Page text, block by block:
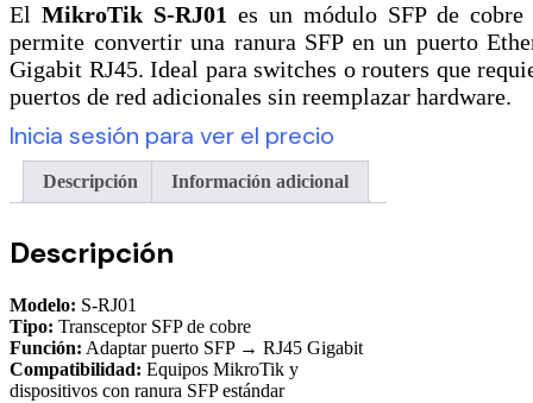
ElMikroTik S-RJ01 es un módulo SFP de cobre
permite convertir una ranura SFP en un puerto
Gigabit RJ45. Ideal para switches o routers que
puertos de red adicionales sin reemplazar hardware.
Inicia sesión para ver el precio
Descripción Información adicional
Descripción
Modelo: S-RJ01
Tipo: Transceptor SFP de cobre
Función: Adaptar puerto SFP → RJ45 Gigabit
Compatibilidad: Equipos MikroTik y
dispositivos con ranura SFP estándar